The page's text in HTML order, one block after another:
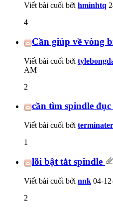
Viết bài cuối bởi hminhtq
4
Cần giúp về vòng
Viết bài cuối bởi
AM
2
cần tìm spindle đục
Viết bài cuối bởi
1
lỗi bật tắt spindle
Viết bài cuối bởi nnk 04-
2